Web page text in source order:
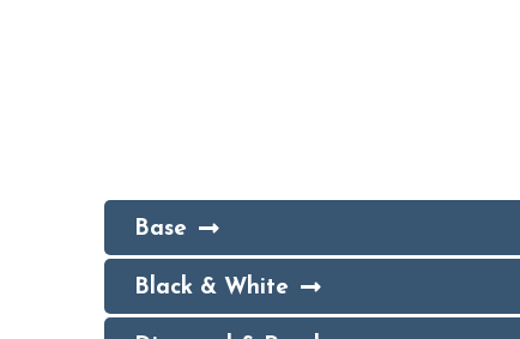
Base
Black & White